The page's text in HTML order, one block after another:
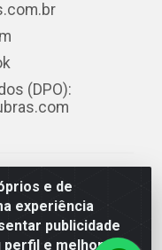
e de
experiência
publicidade
perfil e melhorar a
(DPO):
82 - Prazeres,
54.335-000 - CNPJ
de Pneus